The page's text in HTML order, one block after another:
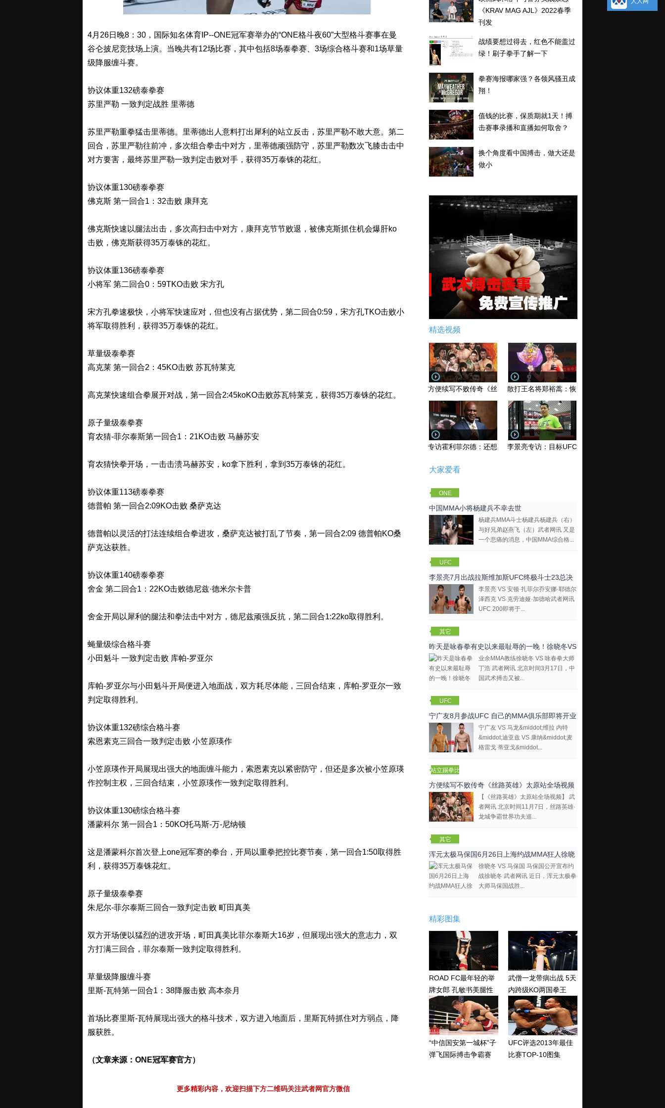
4月26日晚8：30，国际知名体育IP--ONE冠军赛举办的“ONE格斗夜60”大型格斗赛事在曼
谷仑披尼竞技场上演。当晚共有12场比赛，其中包括8场泰拳赛、3场综合格斗赛和1场草量
级降服缠斗赛。
协议体重132磅泰拳赛
苏里严勒 一致判定战胜 里蒂德
苏里严勒重拳猛击里蒂德。里蒂德出人意料打出犀利的站立反击，苏里严勒不敢大意。第二
回合，苏里严勒往前冲，多次组合拳击中对方，里蒂德顽强防守，苏里严勒数次飞膝击击中
对方要害，最终苏里严勒一致判定击败对手，获得35万泰铢的花红。
协议体重130磅泰拳赛
佛克斯 第一回合1：32击败 康拜克
佛克斯快速以腿法出击，多次高扫击中对方，康拜克节节败退，被佛克斯抓住机会爆肝ko
击败，佛克斯获得35万泰铢的花红。
协议体重136磅泰拳赛
小将军 第二回合0：59TKO击败 宋方孔
宋方孔拳速极快，小将军快速应对，但也没有占据优势，第二回合0:59，宋方孔TKO击败小
将军取得胜利，获得35万泰铢的花红。
草量级泰拳赛
高克莱 第一回合2：45KO击败 苏瓦特莱克
高克莱快速组合拳展开对战，第一回合2:45koKO击败苏瓦特莱克，获得35万泰铢的花红。
原子量级泰拳赛
育农猜-菲尔泰斯第一回合1：21KO击败 马赫苏安
育农猜快拳开场，一击击溃马赫苏安，ko拿下胜利，拿到35万泰铢的花红。
协议体重113磅泰拳赛
德普帕 第一回合2:09KO击败 桑萨克达
德普帕以灵活的打法连续组合拳进攻，桑萨克达被打乱了节奏，第一回合2:09 德普帕KO桑
萨克达获胜。
协议体重140磅泰拳赛
舍金 第二回合1：22KO击败德尼兹·德米尔卡普
舍金开局以犀利的腿法和拳法击中对方，德尼兹顽强反抗，第二回合1:22ko取得胜利。
蝇量级综合格斗赛
小田魁斗 一致判定击败 库帕-罗亚尔
库帕-罗亚尔与小田魁斗开局便进入地面战，双方耗尽体能，三回合结束，库帕-罗亚尔一致
判定取得胜利。
协议体重132磅综合格斗赛
索恩素克三回合一致判定击败 小笠原瑛作
小笠原瑛作开局展现出强大的地面缠斗能力，索恩素克以紧密防守，但还是多次被小笠原瑛
作控制主权，三回合结束，小笠原瑛作一致判定取得胜利。
协议体重130磅综合格斗赛
潘蒙科尔 第一回合1：50KO托马斯-万-尼纳顿
这是潘蒙科尔首次登上one冠军赛的拳台，开局以重拳把控比赛节奏，第一回合1:50取得胜
利，获得35万泰铢花红。
原子量级泰拳赛
朱尼尔-菲尔泰斯三回合一致判定击败 町田真美
双方开场便以猛烈的进攻开场，町田真美比菲尔泰斯大16岁，但展现出强大的意志力，双
方打满三回合，菲尔泰斯一致判定取得胜利。
草量级降服缠斗赛
里斯-瓦特第一回合1：38降服击败 高本奈月
首场比赛里斯-瓦特展现出强大的格斗技术，双方进入地面后，里斯瓦特抓住对方弱点，降
服获胜。
（文章来源：ONE冠军赛官方）
更多精彩内容，欢迎扫描下方二维码关注武者网官方微信
《KRAV MAG AJL》2022春季
刊发
战绩要想过得去，红色不能盖过
绿！刷子拳手了解一下
拳赛海报哪家强？各领风骚丑成
翔！
值钱的比赛，保质期就1天！搏
击赛事录播和直播如何取舍？
换个角度看中国搏击，做大还是
做小
精选视频
方便续写不败传奇《丝路英雄》太原站全场视频
散打王名将郑裕蒿：恢复训练 有望回归擂台
专访霍利菲尔德：还想再和泰森干一架！李景亮专访：目标UFC金腰带 不做打酱油
大家爱看
ONE
Champions
hip
中国MMA小将杨建兵不幸去世
杨建兵MMA斗士杨建兵杨建兵（右）
与好兄弟赵燕飞（左）武者网讯 又是
一个悲痛的消息，中国MMA综合格...
UFC
李景亮7月出战拉斯维加斯UFC终极斗士23总决
李景亮 VS 安顿·扎菲尔乔安娜·耶德尔
泽西克 VS 克劳迪娅·加德哈武者网讯
UFC 200即将于...
其它
昨天是咏春拳有史以来最耻辱的一晚！徐晓冬VS
咏春拳大师
业余MMA教练徐晓冬 VS 咏春拳大师
丁浩 武者网讯 北京时间3月17日，中
国武术搏击又被...
UFC
宁广友8月参战UFC 自己的MMA俱乐部即将开业
宁广友 VS 马龙&middot;维拉 内特
&middot;迪亚兹 VS 康纳&middot;麦
格雷戈 蒂亚戈&middot...
站立踢拳比
赛视频
方便续写不败传奇《丝路英雄》太原站全场视频
【《丝路英雄》太原站全场视频】 武
者网讯 北京时间11月7日，丝路英雄·
龙城争霸世界功夫巡...
其它
浑元太极马保国6月26日上海约战MMA狂人徐晓
冬
徐晓冬 VS 马保国 马保国公开宣布约
战徐晓冬 武者网讯 近日，浑元太极拳
大师马保国战胜...
精彩图集
ROAD FC最年轻的举
牌女郎 孔敏书美腿性
感眼神清纯
武僧一龙带病出战 5天
内跨级KO两国拳王
“中信国安第一城杯”子
弹飞国际搏击争霸赛
UFC评选2013年最佳
比赛TOP-10图集